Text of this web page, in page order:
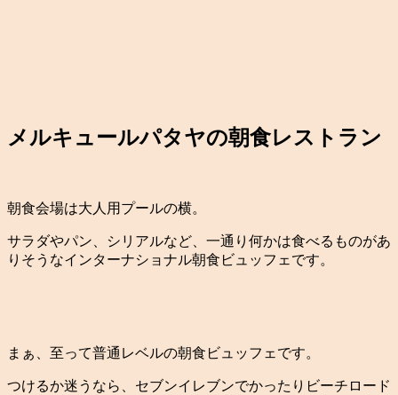
メルキュールパタヤの朝食レストラン
朝食会場は大人用プールの横。
サラダやパン、シリアルなど、一通り何かは食べるものがあ
りそうなインターナショナル朝食ビュッフェです。
まぁ、至って普通レベルの朝食ビュッフェです。
つけるか迷うなら、セブンイレブンでかったりビーチロード